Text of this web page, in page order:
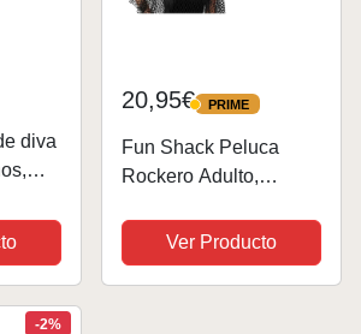
diva
20,95€ PRIME
PRIME
Fun Shack Peluca
Rockero Adulto,
Hombre, Peluca
Rockera Mujer,
Pelucas Punky
Ver Producto
-2%